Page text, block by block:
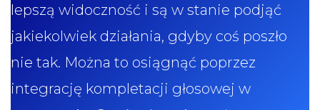
lepszą widoczność i są w stanie podjąć
jakiekolwiek działania, gdyby coś poszło
nie tak. Można to osiągnąć poprzez
integrację kompletacji głosowej w